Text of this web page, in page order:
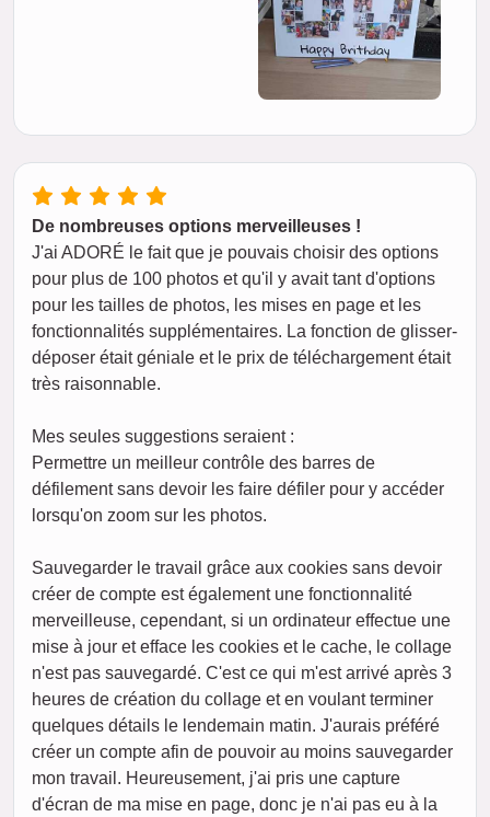
De nombreuses options merveilleuses !
J'ai ADORÉ le fait que je pouvais choisir des options
pour plus de 100 photos et qu'il y avait tant d'options
pour les tailles de photos, les mises en page et les
fonctionnalités supplémentaires. La fonction de glisser-
déposer était géniale et le prix de téléchargement était
très raisonnable.
Mes seules suggestions seraient :
Permettre un meilleur contrôle des barres de
défilement sans devoir les faire défiler pour y accéder
lorsqu'on zoom sur les photos.
Sauvegarder le travail grâce aux cookies sans devoir
créer de compte est également une fonctionnalité
merveilleuse, cependant, si un ordinateur effectue une
mise à jour et efface les cookies et le cache, le collage
n'est pas sauvegardé. C'est ce qui m'est arrivé après 3
heures de création du collage et en voulant terminer
quelques détails le lendemain matin. J'aurais préféré
créer un compte afin de pouvoir au moins sauvegarder
mon travail. Heureusement, j'ai pris une capture
d'écran de ma mise en page, donc je n'ai pas eu à la